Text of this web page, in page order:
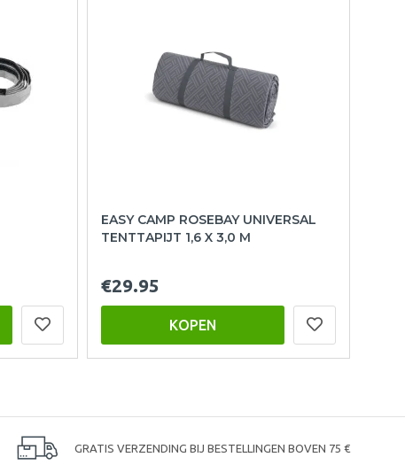
EASY CAMP ROSEBAY UNIVERSAL
TENTTAPIJT 1,6 X 3,0 M
€29.95
KOPEN
GRATIS VERZENDING BIJ BESTELLINGEN BOVEN 75 €